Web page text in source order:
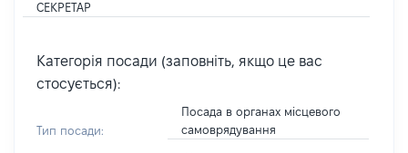
СЕКРЕТАР
Категорія посади (заповніть, якщо це вас
стосується):
Тип посади:
Посада в органах місцевого
самоврядування